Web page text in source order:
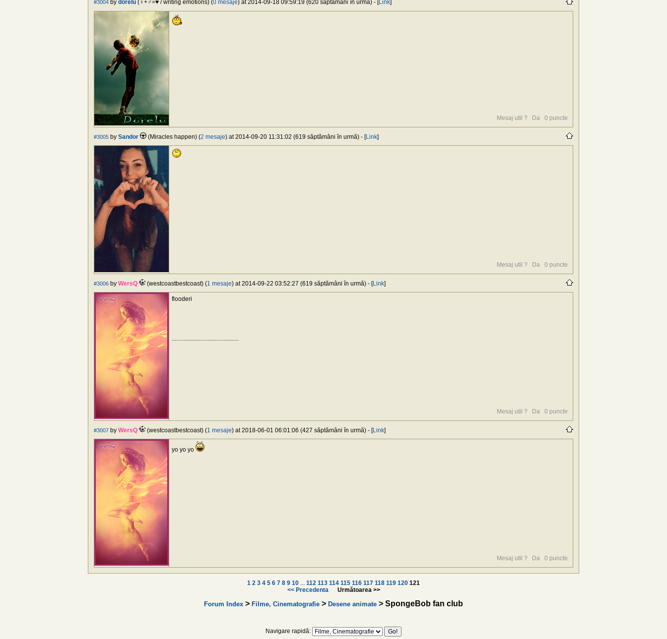
#3004 by dorelu (♀+♂=♥ / writing emotions) (0 mesaje) at 2014-09-18 09:59:19 (620 săptămâni în urmă) - [Link]
Mesaj util ? Da 0 puncte
#3005 by Sandor (Miracles happen) (2 mesaje) at 2014-09-20 11:31:02 (619 săptămâni în urmă) - [Link]
Mesaj util ? Da 0 puncte
#3006 by WersQ (westcoastbestcoast) (1 mesaje) at 2014-09-22 03:52:27 (619 săptămâni în urmă) - [Link]
flooderi
.............................................
Mesaj util ? Da 0 puncte
#3007 by WersQ (westcoastbestcoast) (1 mesaje) at 2018-06-01 06:01:06 (427 săptămâni în urmă) - [Link]
yo yo yo
Mesaj util ? Da 0 puncte
1 2 3 4 5 6 7 8 9 10 ... 112 113 114 115 116 117 118 119 120 121
<< Precedenta
Următoarea >>
Forum Index > Filme, Cinematografie > Desene animate > SpongeBob fan club
Navigare rapidă: